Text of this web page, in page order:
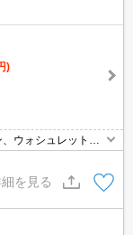
)
ウォシュレット、
キッチン（2口コ
備。敷地内、専用
を見る